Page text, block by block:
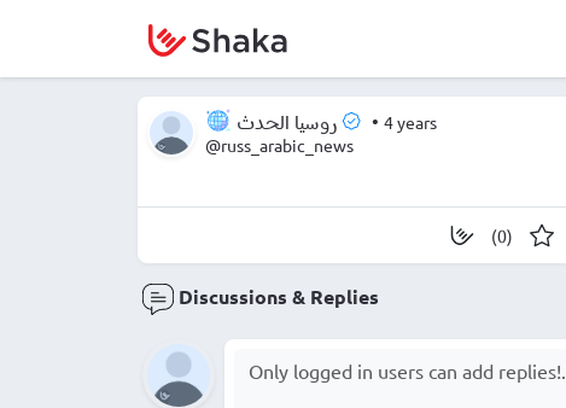
روسيا الحدث • 4 years
@russ_arabic_news
(0)
Discussions & Replies